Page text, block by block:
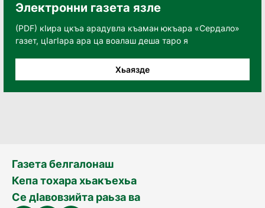
Электронни газета язле
(PDF) кӀира цкъа арадувла къаман юкъара «Сердало»
газет, цӀагӀара ара ца воалаш деша таро я
Хьаязде
Газета белгалонаш
Кепа тохара хьакъехьа
Се дӀавовзийта раьза ва